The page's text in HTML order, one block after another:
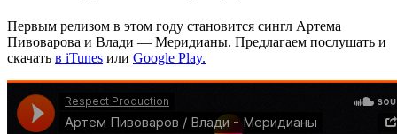
Первым релизом в этом году становится сингл Артема
Пивоварова и Влади — Меридианы. Предлагаем послушать и
скачать в iTunes или Google Play.